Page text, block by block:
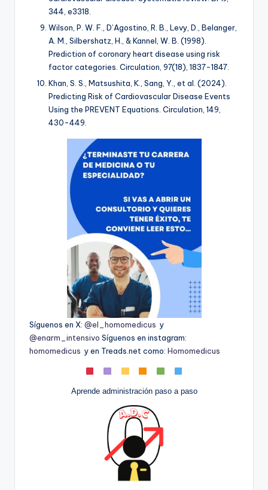
344 , e3318.
Wilson, P. W. F., D’Agostino, R. B., Levy, D., Belanger,
A. M., Silbershatz, H., & Kannel, W. B. (1998).
Prediction of coronary heart disease using risk
factor categories. Circulation, 97(18), 1837-1847.
Khan, S. S., Matsushita, K., Sang, Y., et al. (2024).
Predicting Risk of Cardiovascular Disease Events
Using the PREVENT Equations. Circulation, 149
430-449.
Síguenos en X: @el_homomedicus y
@enarm_intensivo Síguenos en instagram:
homomedicus y en Treads.net como: Homomedicus
Aprende administración paso a paso